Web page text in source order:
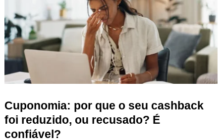
Cuponomia: por que o seu cashback
foi reduzido, ou recusado? É
confiável?